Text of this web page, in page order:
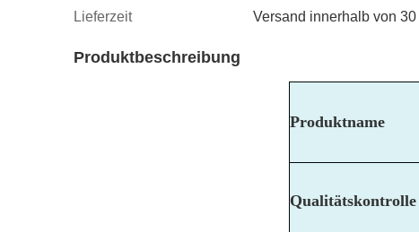
Lieferzeit
Versand innerhalb von
Produktbeschreibung
Produktname
Qualitätskontrolle